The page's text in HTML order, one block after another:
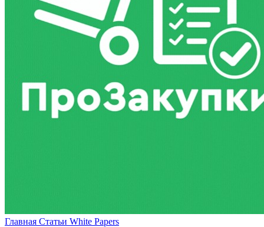
Главная Статьи White Papers